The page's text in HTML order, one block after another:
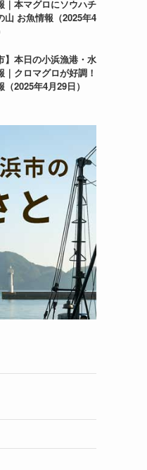
｜本マグロにソウハチ
山 お魚情報（2025年4
】本日の小浜漁港・水
｜クロマグロが好調！
（2025年4月29日）